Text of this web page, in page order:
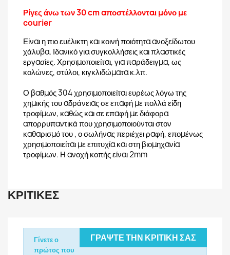
Ρίγες άνω των 30 cm αποστέλλονται μόνο με
courier
Είναι η πιο ευέλικτη και κοινή ποιότητα ανοξείδωτου
χάλυβα. Ιδανικό για συγκολλήσεις και πλαστικές
εργασίες. Χρησιμοποιείται, για παράδειγμα, ως
κολώνες, στύλοι, κιγκλιδώματα κ.λπ.
Ο βαθμός 304 χρησιμοποιείται ευρέως λόγω της
χημικής του αδράνειας σε επαφή με πολλά είδη
τροφίμων, καθώς και σε επαφή με διάφορα
απορρυπαντικά που χρησιμοποιούνται στον
καθαρισμό του , ο σωλήνας περιέχει ραφή, επομένως
χρησιμοποιείται με επιτυχία και στη βιομηχανία
τροφίμων. Η ανοχή κοπής είναι 2mm
ΚΡΙΤΙΚΈΣ
ΓΡΆΨΤΕ ΤΗΝ ΚΡΙΤΙΚΉ ΣΑΣ
Γίνετε ο
πρώτος που